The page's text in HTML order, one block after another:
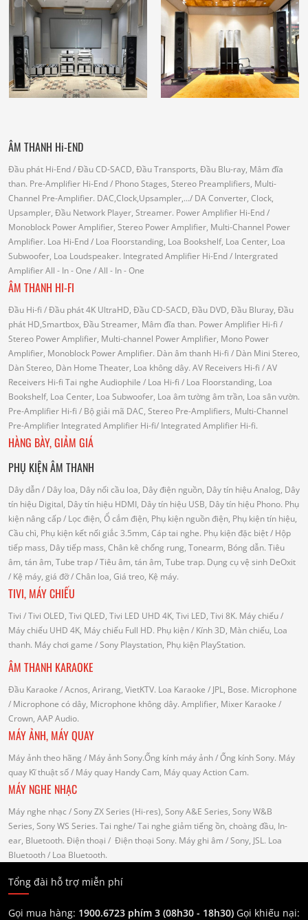
ÂM THANH Hi-END
Đầu phát Hi-End/ Đầu CD-SACD, Đầu Transports, Đầu Blu-ray, Mâm đĩa
than. Pre-Amplifier Hi-End/ Phono Stages, Stereo Preamplifiers, Multi-
Channel Pre-Amplifier. DAC,Clock,Upsampler,.../ DA Converter, Clock,
Upsampler, Đầu Network Player, Streamer. Power Amplifier Hi-End/
Monoblock Power Amplifier, Stereo Power Amplifier, Multi-Channel Power
Amplifier. Loa Hi-End/ Loa Floorstanding, Loa Bookshelf, Loa Center, Loa
Subwoofer, Loa Loudspeaker. Integrated Amplifier Hi-End/ Intergrated
AmplifierAll - In - One / All - In - One
ÂM THANH HI-FI
Đầu Hi-fi / Đầu phát 4K UltraHD, Đầu CD-SACD, Đầu DVD, Đầu Bluray, Đầu
phát HD,Smartbox, Đầu Streamer, Mâm đĩa than. Power Amplifier Hi-fi /
Stereo Power Amplifier, Multi-channel Power Amplifier, Mono Power
Amplifier, Monoblock Power Amplifier. Dàn âm thanh Hi-fi / Dàn Mini Stereo,
Dàn Stereo, Dàn Home Theater, Loa không dây. AV Receivers Hi-fi / AV
Receivers Hi-fi Tai nghe Audiophile / Loa Hi-fi / Loa Floorstanding, Loa
Bookshelf, Loa Center, Loa Subwoofer, Loa âm tường âm trần, Loa sân vườn.
Pre-Amplifier Hi-fi / Bộ giải mã DAC, Stereo Pre-Amplifiers, Multi-Channel
Pre-Amplifier Integrated Amplifier Hi-fi/ Integrated Amplifier Hi-fi.
HÀNG BÀY, GIẢM GIÁ
PHỤ KIỆN ÂM THANH
Dây dẫn/ Dây loa, Dây nối cầu loa, Dây điện nguồn, Dây tín hiệu Analog, Dây
tín hiệu Digital, Dây tín hiệu HDMI, Dây tín hiệu USB, Dây tín hiệu Phono. Phụ
kiện nâng cấp/ Lọc điện, Ổ cắm điện, Phụ kiện nguồn điện, Phụ kiện tín hiệu,
Cầu chì, Phụ kiện kết nối giắc 3.5mm, Cáp tai nghe. Phụ kiện đặc biệt/ Hộp
tiếp mass, Dây tiếp mass, Chân kê chống rung, Tonearm, Bóng dẫn. Tiêu
âm, tán âm, Tube trap/ Tiêu âm, tán âm, Tube trap. Dụng cụ vệ sinh DeOxit
/ Kệ máy, giá đỡ/ Chân loa, Giá treo, Kệ máy.
TIVI, MÁY CHIẾU
Tivi / Tivi OLED, Tivi QLED, Tivi LED UHD 4K, Tivi LED, Tivi 8K. Máy chiếu/
Máy chiếu UHD 4K, Máy chiếu Full HD. Phụ kiện/ Kính 3D, Màn chiếu, Loa
thanh. Máy chơi game / Sony Playstation, Phụ kiện PlayStation.
ÂM THANH KARAOKE
Đầu Karaoke / Acnos, Arirang, VietKTV. Loa Karaoke / JPL, Bose. Microphone
/ Microphone có dây, Microphone không dây. Amplifier, Mixer Karaoke /
Crown, AAP Audio.
MÁY ẢNH, MÁY QUAY
Máy ảnh theo hãng / Máy ảnh Sony.Ống kính máy ảnh / Ống kính Sony. Máy
quay Kĩ thuật số/ Máy quay Handy Cam, Máy quay Action Cam.
MÁY NGHE NHẠC
Máy nghe nhạc / Sony ZX Series (Hi-res), Sony A&E Series, Sony W&B
Series, Sony WS Series. Tai nghe/ Tai nghe giảm tiếng ồn, choàng đầu, In-
ear, Bluetooth. Điện thoại / Điện thoại Sony. Máy ghi âm / Sony, JSL. Loa
Bluetooth/ Loa Bluetooth.
Tổng đài hỗ trợ miễn phí
Gọi mua hàng: 1900.6723 phím 3 (08h30 - 18h30) Gọi khiếu nại: